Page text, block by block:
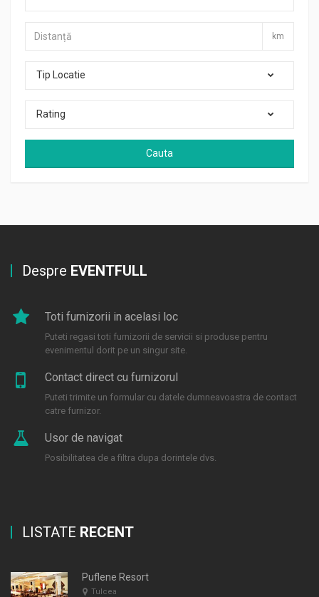
km
Tip Locatie
Rating
Cauta
Despre EVENTFULL
Toti furnizorii in acelasi loc
Puteti regasi toti furnizorii de servicii si produse pentru
evenimentul dorit pe un singur site.
Contact direct cu furnizorul
Puteti trimite un formular cu datele dumneavoastra de contact
catre furnizor.
Usor de navigat
Posibilitatea de a filtra dupa dorintele dvs.
LISTATE RECENT
Puflene Resort
Tulcea